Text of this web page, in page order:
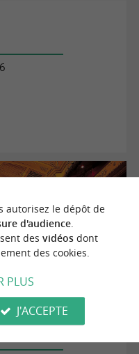
autorisez le dépôt de
d'audience.
des vidéosdont
des cookies.
PLUS
J'ACCEPTE